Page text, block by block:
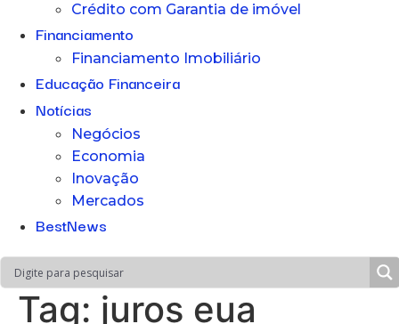
Crédito com Garantia de imóvel
Financiamento
Financiamento Imobiliário
Educação Financeira
Notícias
Negócios
Economia
Inovação
Mercados
BestNews
Tag: juros eua